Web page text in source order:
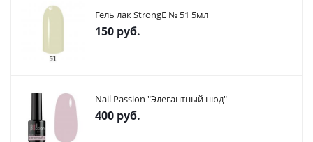
Гель лак StrongE № 51 5мл
150 руб.
Nail Passion "Элегантный нюд"
400 руб.